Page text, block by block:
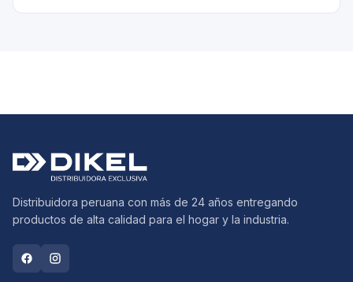
Distribuidora peruana con más de 24 años entregando
productos de alta calidad para el hogar y la industria.